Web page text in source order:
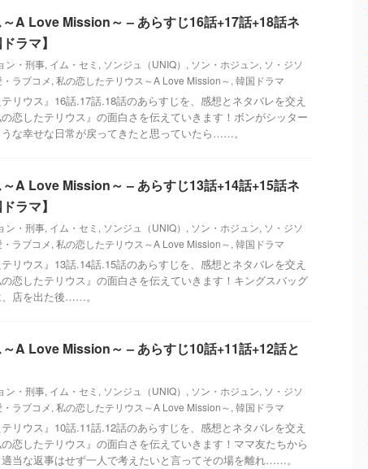
A Love Mission～ – あらすじ16話+17話+18話ネ
ラマ】
ン・刑事, イム・セミ , ソンジュ（UNIQ） , ソン・ホジュン, ソ・ジソ
ラブコメ, 私の恋したテリウス～A Love Mission～, 韓国ドラマ
リウス』16話.17話.18話のあらすじを、感想とネタバレを交え
恋したテリウス』の面白さを伝えていきます！ボンがシッター
な幸せな日常が戻ってきたと思っていたら……。
A Love Mission～ – あらすじ13話+14話+15話ネ
ラマ】
ン・刑事, イム・セミ , ソンジュ（UNIQ） , ソン・ホジュン, ソ・ジソ
ラブコメ, 私の恋したテリウス～A Love Mission～, 韓国ドラマ
リウス』13話.14話.15話のあらすじを、感想とネタバレを交え
恋したテリウス』の面白さを伝えていきます！キングスバッグ
店を出た後……。
A Love Mission～ – あらすじ10話+11話+12話と
ン・刑事, イム・セミ , ソンジュ（UNIQ） , ソン・ホジュン, ソ・ジソ
ラブコメ, 私の恋したテリウス～A Love Mission～, 韓国ドラマ
リウス』10話.11話.12話のあらすじを、感想とネタバレを交え
恋したテリウス』の面白さを伝えていきます！ママ友たちから
当な返事はせず一人で考えたいと言ってその場を離れ……。